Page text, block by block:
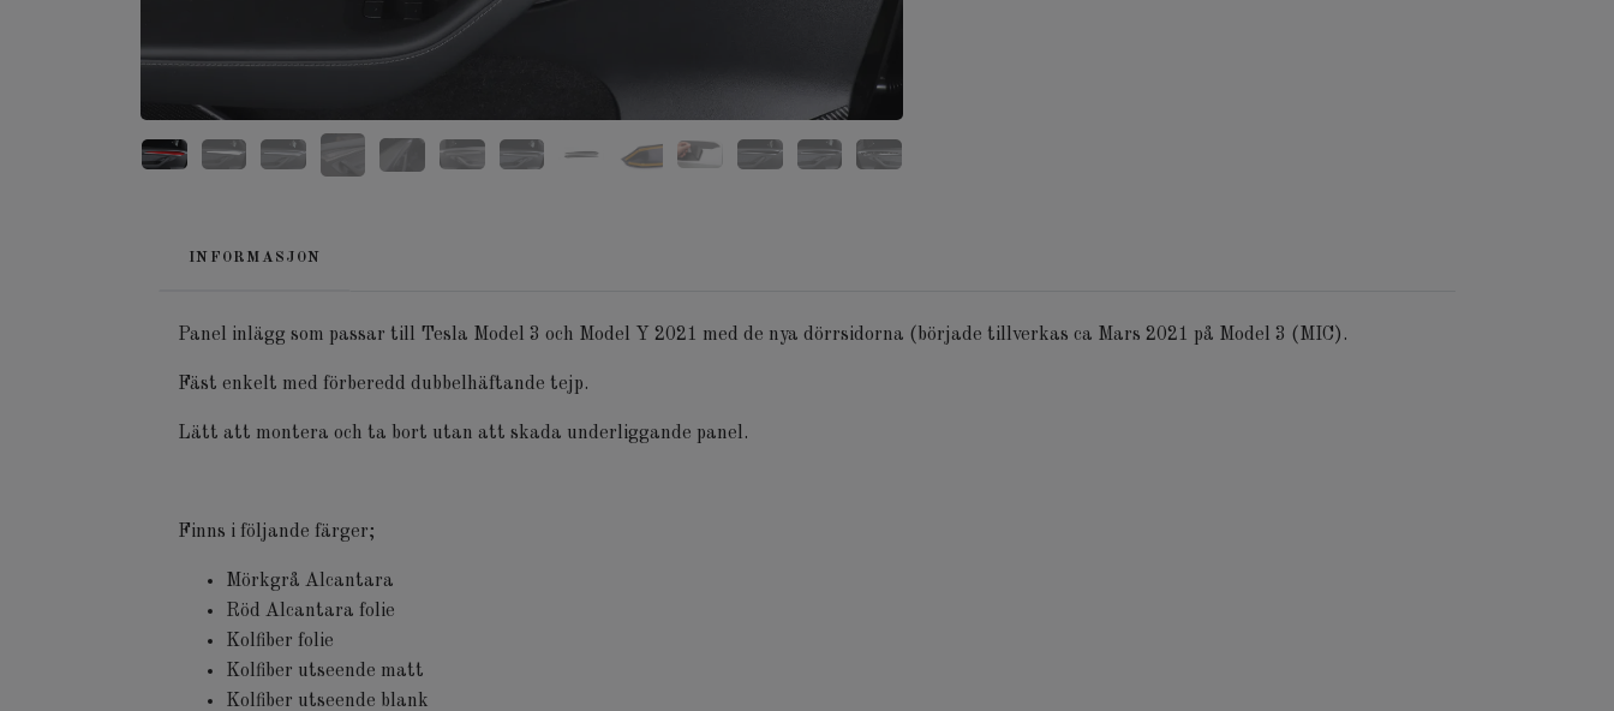
INFORMASJON
Panel inlägg som passar till Tesla Model 3 och Model Y 2021 med de nya dörrsidorna (började tillverkas ca Mars 2021 på Model 3 (MIC).
Fäst enkelt med förberedd dubbelhäftande tejp.
Lätt att montera och ta bort utan att skada underliggande panel.
Finns i följande färger;
Mörkgrå Alcantara
Röd Alcantara folie
Kolfiber folie
Kolfiber utseende matt
Kolfiber utseende blank